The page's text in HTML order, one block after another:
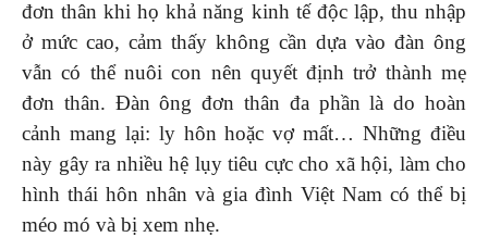
đơn thân khi họ khả năng kinh tế độc lập, thu nhập
ở mức cao, cảm thấy không cần dựa vào đàn ông
vẫn có thể nuôi con nên quyết định trở thành mẹ
đơn thân. Đàn ông đơn thân đa phần là do hoàn
cảnh mang lại: ly hôn hoặc vợ mất… Những điều
này gây ra nhiều hệ lụy tiêu cực cho xã hội, làm cho
hình thái hôn nhân và gia đình Việt Nam có thể bị
méo mó và bị xem nhẹ.